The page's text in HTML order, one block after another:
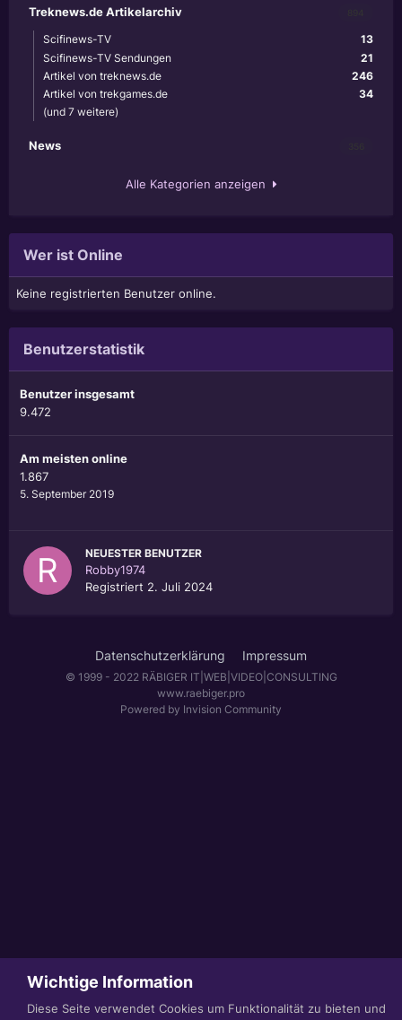
Treknews.de Artikelarchiv
13
Scifinews-TV
21
Scifinews-TV Sendungen
246
Artikel von treknews.de
34
Artikel von trekgames.de
(und 7 weitere)
News
Alle Kategorien anzeigen
Wer ist Online
Keine registrierten Benutzer online.
Benutzerstatistik
Benutzer insgesamt
9.472
Am meisten online
1.867
5. September 2019
NEUESTER BENUTZER
Robby1974
Registriert 2. Juli 2024
Datenschutzerklärung Impressum
© 1999 - 2022 RÄBIGER IT|WEB|VIDEO|CONSULTING
www.raebiger.pro
Powered by Invision Community
Wichtige Information
Diese Seite verwendet Cookies um Funktionalität zu bieten und